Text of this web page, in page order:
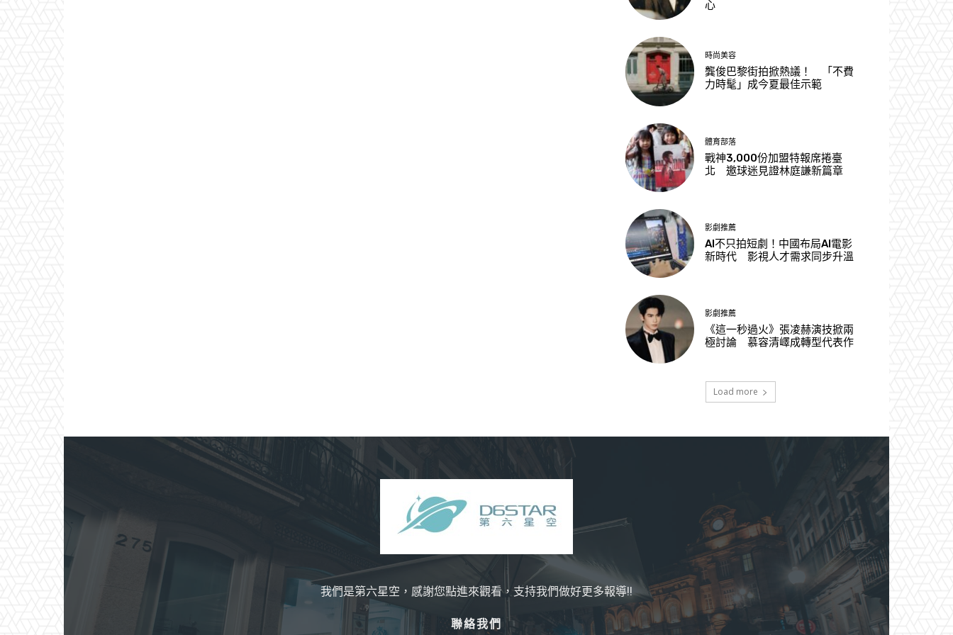
心
時尚美容
龔俊巴黎街拍掀熱議！ 「不費
力時髦」成今夏最佳示範
體育部落
戰神3,000份加盟特報席捲臺
北 邀球迷見證林庭謙新篇章
影劇推薦
AI不只拍短劇！中國布局AI電影
新時代 影視人才需求同步升溫
影劇推薦
《這一秒過火》張凌赫演技掀兩
極討論 慕容清嶧成轉型代表作
Load more
我們是第六星空，感謝您點進來觀看，支持我們做好更多報導!!
聯絡我們